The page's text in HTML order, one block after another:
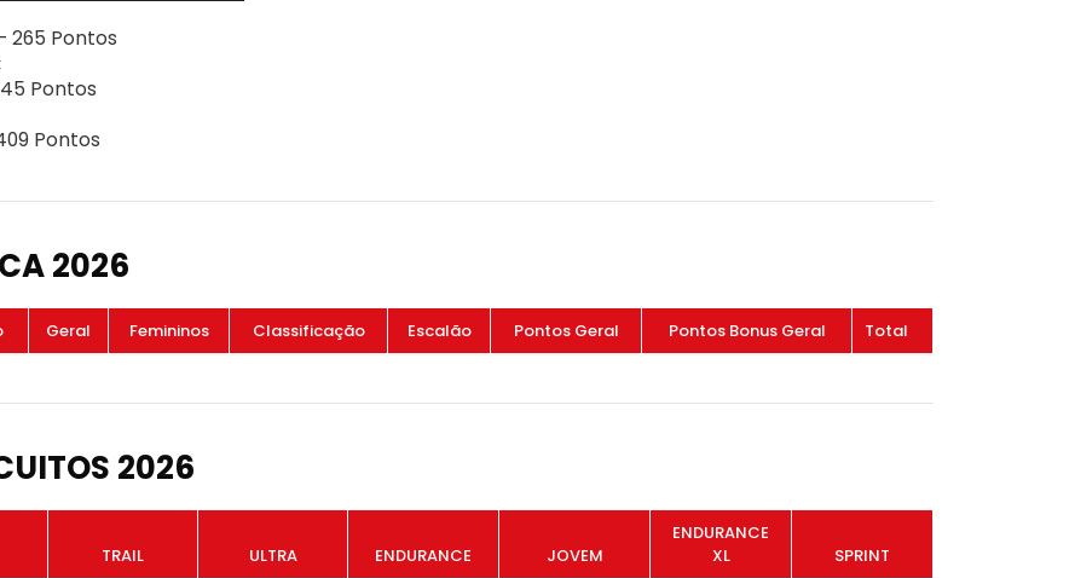
265 Pontos
Pontos
Pontos
2026
Geral Femininos Classificação Escalão Pontos Geral Pontos Bonus Geral Total
2026
TRAIL ULTRA ENDURANCE JOVEM
ENDURANCE
XL
SPRINT